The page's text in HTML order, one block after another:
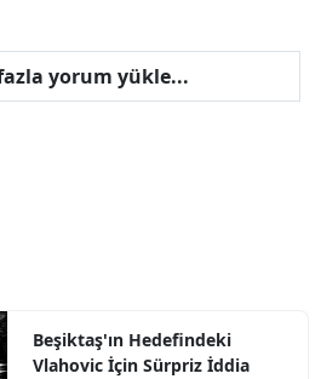
yorum yükle...
Beşiktaş'ın Hedefindeki
Vlahovic İçin Sürpriz İddia